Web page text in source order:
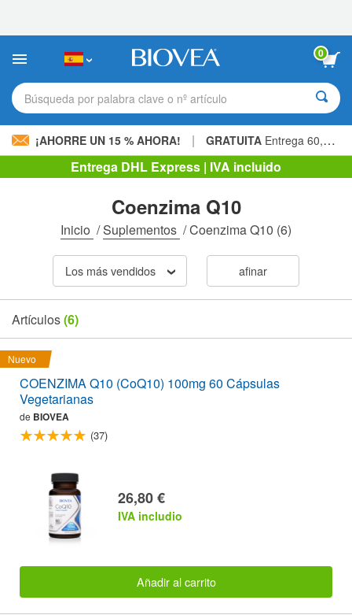
sitio
incluye
sistema
de
0
Búsqueda por palabra clave o nº artículo
¡AHORRE UN 15 % AHORA! | GRATUITA Entrega 60,00 € »
Entrega DHL Express | IVA incluido
Coenzima Q10
Inicio /Suplementos /Coenzima Q10 (6)
Los más vendidos afinar
Artículos(6)
Nuevo
COENZIMA Q10 (CoQ10) 100mg 60 Cápsulas
Vegetarianas
de BIOVEA
(37)
26,80 €
IVA includio
Añadir al carrito